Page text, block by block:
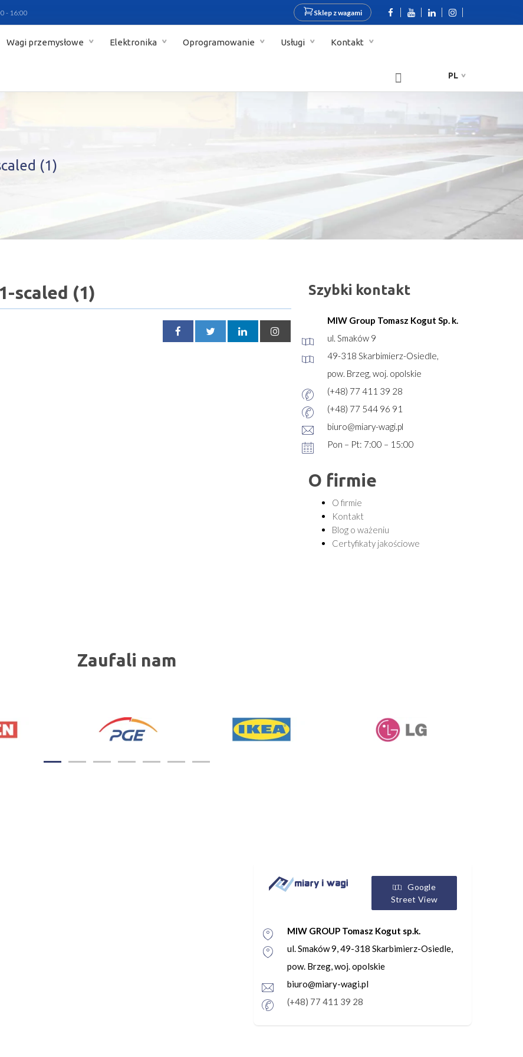
- 16:00 Sklep z wagami
Wagi przemysłowe Elektronika Oprogramowanie Usługi Kontakt
PL
(1)
scaled (1) Szybki kontakt
MIW Group Tomasz Kogut Sp. k.
ul. Smaków 9
49-318 Skarbimierz-Osiedle,
pow. Brzeg, woj. opolskie
(+48) 77 411 39 28
(+48) 77 544 96 91
biuro@miary-wagi.pl
Pon – Pt: 7:00 – 15:00
O firmie
O firmie
Kontakt
Blog o ważeniu
Certyfikaty jakościowe
Zaufali nam
Google
Street View
MIW GROUP Tomasz Kogut sp.k.
ul. Smaków 9, 49-318 Skarbimierz-Osiedle,
pow. Brzeg, woj. opolskie
biuro@miary-wagi.pl
(+48) 77 411 39 28